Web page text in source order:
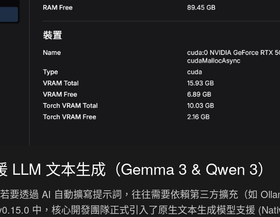
LLM 文本生成（Gemma 3 & Qwen 3）
要透過 AI 自動擴寫提示詞，往往需要依賴第三方擴充（如
中，核心開發團隊正式引入了原生文本生成模型支援